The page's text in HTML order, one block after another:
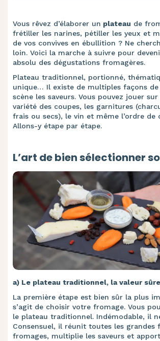
Vous rêvez d’élaborer un plateau de
frétiller les narines, pétiller les yeux et
de vos convives en ébullition ? Ne
loin. Voici la marche à suivre pour
absolu des dégustations fromagères.
Plateau traditionnel, portionné,
unique… Il existe de multiples façons
scène les saveurs. Vous pouvez jouer
variété des coupes, les garnitures
frais ou secs), le vin et même l’ordre de
Allons-y étape par étape.
L’art de bien sélectionner
a) Le plateau traditionnel, la valeur sûre
La première étape est bien sûr la plus
s’agit de choisir votre fromage. Vous
le plateau traditionnel. Indémodable, il
Consensuel, il réunit toutes les grandes
fromages, multiplie les saveurs et